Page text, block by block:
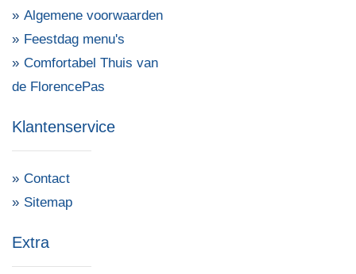
Algemene voorwaarden
Feestdag menu's
Comfortabel Thuis van
de FlorencePas
Klantenservice
Contact
Sitemap
Extra